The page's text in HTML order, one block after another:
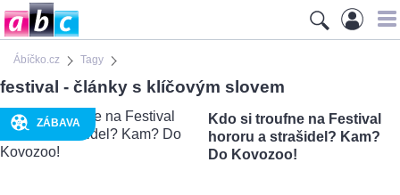
Ábíčko.cz Tagy
festival - články s klíčovým slovem
ZÁBAVA
Kdo si troufne na Festival
hororu a strašidel? Kam?
Do Kovozoo!